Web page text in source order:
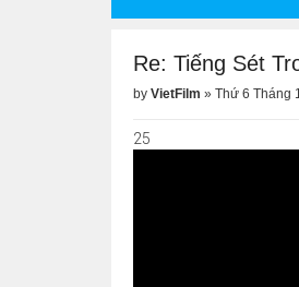
Re: Tiếng Sét
by VietFilm » Thứ 6 Tháng
25